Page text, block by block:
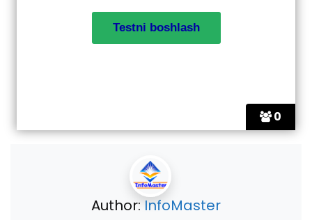
0
Author: InfoMaster